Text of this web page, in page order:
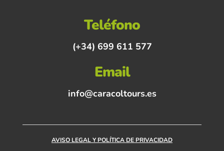
Teléfono
(+34) 699 611 577
Email
info@caracoltours.es
AVISO LEGAL Y POLÍTICA DE PRIVACIDAD